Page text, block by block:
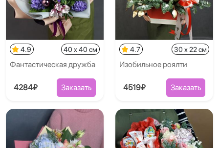
4.9 40 x 40 см
Фантастическая дружба
4284₽ Заказать
4.7 30 x 22 см
Изобильное роялти
4519₽ Заказать